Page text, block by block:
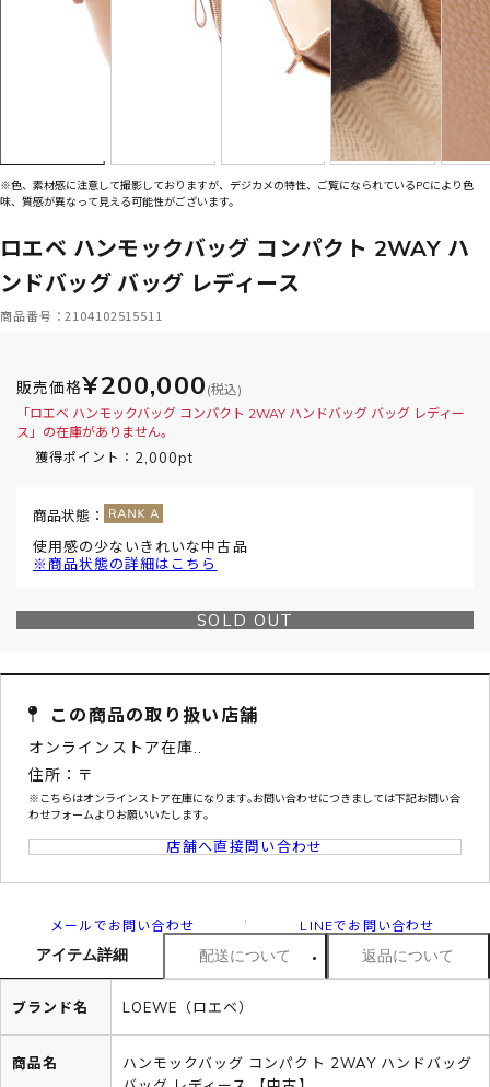
※色、素材感に注意して撮影しておりますが、デジカメの特性、ご覧になられているPCにより色
味、質感が異なって見える可能性がございます。
ロエベ ハンモックバッグ コンパクト 2WAY ハ
ンドバッグ バッグ レディース
商品番号：2104102515511
販売価格¥200,000 (税込)
「ロエベ ハンモックバッグ コンパクト 2WAY ハンドバッグ バッグ レディー
ス」の在庫がありません。
獲得ポイント： 2,000pt
商品状態：
使用感の少ないきれいな中古品
※商品状態の詳細はこちら
SOLD OUT
この商品の取り扱い店舗
オンラインストア在庫..
住所：〒
※こちらはオンラインストア在庫になります｡お問い合わせにつきましては下記お問い合
わせフォームよりお願いいたします｡
店舗へ直接問い合わせ
メールでお問い合わせ LINEでお問い合わせ
アイテム詳細 配送について 返品について
ブランド名 LOEWE（ロエベ）
商品名
ハンモックバッグ コンパクト 2WAY ハンドバッグ